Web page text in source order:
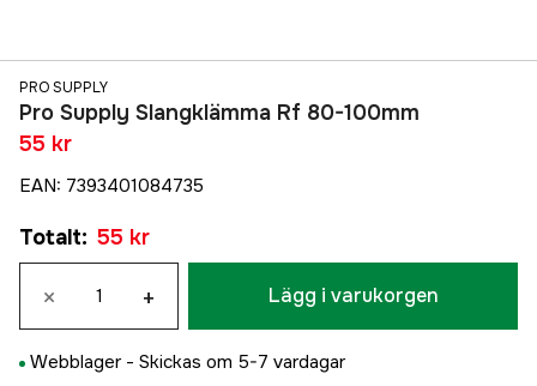
PRO SUPPLY
Pro Supply Slangklämma Rf 80-100mm
55 kr
EAN: 7393401084735
Totalt: 55 kr
× + Lägg i varukorgen
Webblager - Skickas om 5-7 vardagar